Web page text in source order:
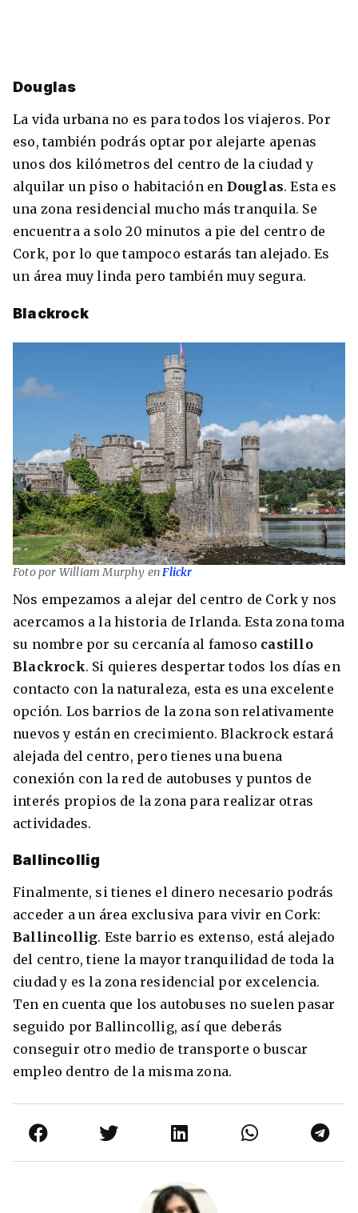
Douglas
La vida urbana no es para todos los viajeros. Por
eso, también podrás optar por alejarte apenas
unos dos kilómetros del centro de la ciudad y
alquilar un piso o habitación en Douglas. Esta es
una zona residencial mucho más tranquila. Se
encuentra a solo 20 minutos a pie del centro de
Cork, por lo que tampoco estarás tan alejado. Es
un área muy linda pero también muy segura.
Blackrock
Foto por William Murphy enFlickr
Nos empezamos a alejar del centro de Cork y nos
acercamos a la historia de Irlanda. Esta zona toma
su nombre por su cercanía al famoso castillo
Blackrock. Si quieres despertar todos los días en
contacto con la naturaleza, esta es una excelente
opción. Los barrios de la zona son relativamente
nuevos y están en crecimiento. Blackrock estará
alejada del centro, pero tienes una buena
conexión con la red de autobuses y puntos de
interés propios de la zona para realizar otras
actividades.
Ballincollig
Finalmente, si tienes el dinero necesario podrás
acceder a un área exclusiva para vivir en Cork:
Ballincollig. Este barrio es extenso, está alejado
del centro, tiene la mayor tranquilidad de toda la
ciudad y es la zona residencial por excelencia.
Ten en cuenta que los autobuses no suelen pasar
seguido por Ballincollig, así que deberás
conseguir otro medio de transporte o buscar
empleo dentro de la misma zona.